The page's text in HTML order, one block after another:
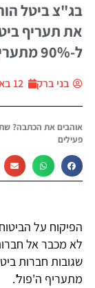
בג"צ ביטל
את תעריף
ל-90% מתעריף ה'פול'
בני ברק 12 באפריל, 2016
אוהבים את הכתבה?
פעילים
הפיקוח על
לא מכבר אל
מתעריף ה'פול'.